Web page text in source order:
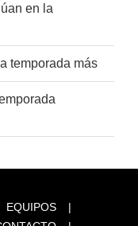
en la
temporada más
EQUIPOS